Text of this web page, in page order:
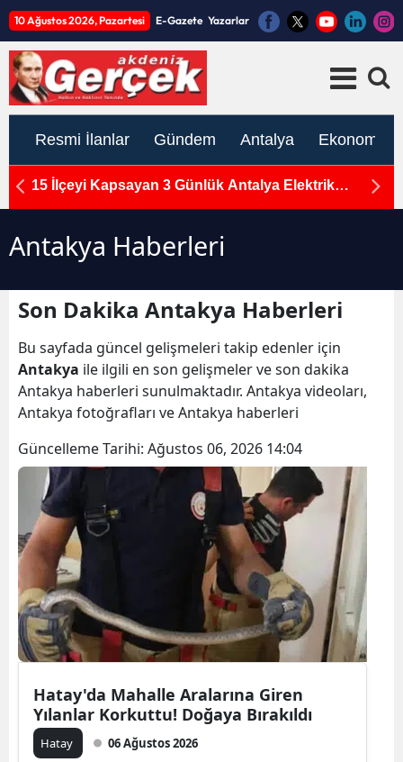
10 Ağustos 2026, Pazartesi E-Gazete Yazarlar
Resmi İlanlar Gündem Antalya Ekonomi
15 İlçeyi Kapsayan 3 Günlük Antalya Elektrik
Antakya Haberleri
Son Dakika Antakya Haberleri
Bu sayfada güncel gelişmeleri takip edenler için
Antakya ile ilgili en son gelişmeler ve son dakika
Antakya haberleri sunulmaktadır. Antakya videoları,
Antakya fotoğrafları ve Antakya haberleri
Güncelleme Tarihi: Ağustos 06, 2026 14:04
Hatay'da Mahalle Aralarına Giren
Yılanlar Korkuttu! Doğaya Bırakıldı
Hatay 06 Ağustos 2026